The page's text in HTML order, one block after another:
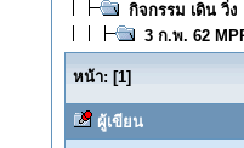
กิจกรรม เดิน วิ่ง
3 ก.พ. 62
หน้า: [1]
ผู้เขียน